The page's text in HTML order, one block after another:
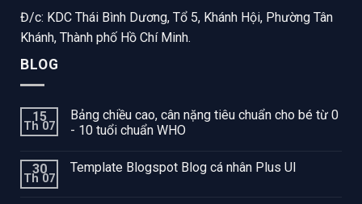
Đ/c: KDC Thái Bình Dương, Tổ 5, Khánh Hội, Phường Tân
Khánh, Thành phố Hồ Chí Minh.
BLOG
15
Th 07
Bảng chiều cao, cân nặng tiêu chuẩn cho bé từ 0
- 10 tuổi chuẩn WHO
30
Th 07
Template Blogspot Blog cá nhân Plus UI